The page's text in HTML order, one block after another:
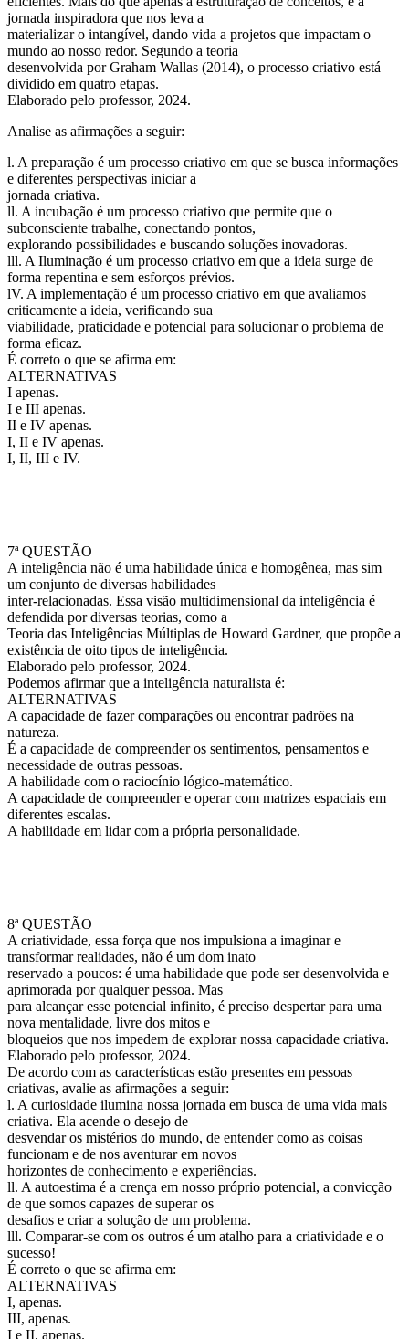
jornada inspiradora que nos leva a
materializar o intangível, dando vida a projetos que impactam o
mundo ao nosso redor. Segundo a teoria
desenvolvida por Graham Wallas (2014), o processo criativo está
dividido em quatro etapas.
Elaborado pelo professor, 2024.
Analise as afirmações a seguir:
l. A preparação é um processo criativo em que se busca informações
e diferentes perspectivas iniciar a
jornada criativa.
ll. A incubação é um processo criativo que permite que o
subconsciente trabalhe, conectando pontos,
explorando possibilidades e buscando soluções inovadoras.
lll. A Iluminação é um processo criativo em que a ideia surge de
forma repentina e sem esforços prévios.
lV. A implementação é um processo criativo em que avaliamos
criticamente a ideia, verificando sua
viabilidade, praticidade e potencial para solucionar o problema de
forma eficaz.
É correto o que se afirma em:
ALTERNATIVAS
I apenas.
I e III apenas.
II e IV apenas.
I, II e IV apenas.
I, II, III e IV.
7ª QUESTÃO
A inteligência não é uma habilidade única e homogênea, mas sim
um conjunto de diversas habilidades
inter-relacionadas. Essa visão multidimensional da inteligência é
defendida por diversas teorias, como a
Teoria das Inteligências Múltiplas de Howard Gardner, que propõe a
existência de oito tipos de inteligência.
Elaborado pelo professor, 2024.
Podemos afirmar que a inteligência naturalista é:
ALTERNATIVAS
A capacidade de fazer comparações ou encontrar padrões na
natureza.
É a capacidade de compreender os sentimentos, pensamentos e
necessidade de outras pessoas.
A habilidade com o raciocínio lógico-matemático.
A capacidade de compreender e operar com matrizes espaciais em
diferentes escalas.
A habilidade em lidar com a própria personalidade.
8ª QUESTÃO
A criatividade, essa força que nos impulsiona a imaginar e
transformar realidades, não é um dom inato
reservado a poucos: é uma habilidade que pode ser desenvolvida e
aprimorada por qualquer pessoa. Mas
para alcançar esse potencial infinito, é preciso despertar para uma
nova mentalidade, livre dos mitos e
bloqueios que nos impedem de explorar nossa capacidade criativa.
Elaborado pelo professor, 2024.
De acordo com as características estão presentes em pessoas
criativas, avalie as afirmações a seguir:
l. A curiosidade ilumina nossa jornada em busca de uma vida mais
criativa. Ela acende o desejo de
desvendar os mistérios do mundo, de entender como as coisas
funcionam e de nos aventurar em novos
horizontes de conhecimento e experiências.
ll. A autoestima é a crença em nosso próprio potencial, a convicção
de que somos capazes de superar os
desafios e criar a solução de um problema.
lll. Comparar-se com os outros é um atalho para a criatividade e o
sucesso!
É correto o que se afirma em:
ALTERNATIVAS
I, apenas.
III, apenas.
I e II, apenas.